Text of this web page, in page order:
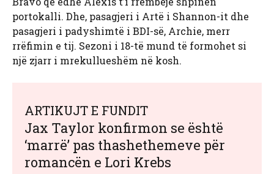
portokalli. Dhe, pasagjeri i Artë i Shannon-it dhe
pasagjeri i padyshimtë i BDI-së, Archie, merr
rrëfimin e tij. Sezoni i 18-të mund të formohet si
një zjarr i mrekullueshëm në kosh.
ARTIKUJT E FUNDIT
Jax Taylor konfirmon se është
‘marrë’ pas thashethemeve për
romancën e Lori Krebs